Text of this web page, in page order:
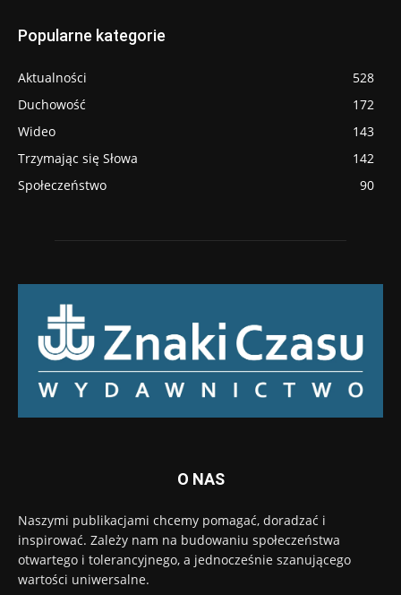
Popularne kategorie
Aktualności
528
Duchowość
172
Wideo
143
Trzymając się Słowa
142
Społeczeństwo
90
O NAS
Naszymi publikacjami chcemy pomagać, doradzać i
inspirować. Zależy nam na budowaniu społeczeństwa
otwartego i tolerancyjnego, a jednocześnie szanującego
wartości uniwersalne.